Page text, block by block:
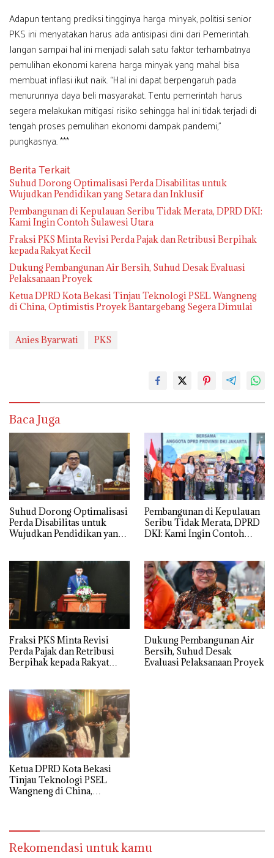
Adapun tentang prediksi tingginya harga minyak, politisi senior
PKS ini menyatakan harus ada antisipasi dini dari Pemerintah.
Jangan sampai hal ini menjadi salah satu faktor terhambatnya
pemulihan ekonomi karena harga minyak yang mahal bisa
membuat inflasi ikut naik. “Hal ini dapat berpengaruh pada
menurunnya daya beli masyarakat. Tentu pemerintah harus
segera melakukan mitigasi risiko sehingga hal ini tidak terjadi di
tengah proses pemulihan ekonomi dampak pandemi,”
pungkasnya. ***
Berita Terkait
Suhud Dorong Optimalisasi Perda Disabilitas untuk
Wujudkan Pendidikan yang Setara dan Inklusif
Pembangunan di Kepulauan Seribu Tidak Merata, DPRD DKI:
Kami Ingin Contoh Sulawesi Utara
Fraksi PKS Minta Revisi Perda Pajak dan Retribusi Berpihak
kepada Rakyat Kecil
Dukung Pembangunan Air Bersih, Suhud Desak Evaluasi
Pelaksanaan Proyek
Ketua DPRD Kota Bekasi Tinjau Teknologi PSEL Wangneng
di China, Optimistis Proyek Bantargebang Segera Dimulai
Anies Byarwati PKS
Baca Juga
Suhud Dorong Optimalisasi
Perda Disabilitas untuk
Wujudkan Pendidikan yang
Pembangunan di Kepulauan
Seribu Tidak Merata, DPRD
DKI: Kami Ingin Contoh
Fraksi PKS Minta Revisi
Perda Pajak dan Retribusi
Berpihak kepada Rakyat
Dukung Pembangunan Air
Bersih, Suhud Desak
Evaluasi Pelaksanaan Proyek
Ketua DPRD Kota Bekasi
Tinjau Teknologi PSEL
Wangneng di China,
Rekomendasi untuk kamu